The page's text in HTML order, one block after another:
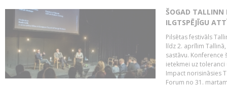
ŠOGAD TALLINN
ILGTSPĒJĪGU
Pilsētas festivāls
līdz 2. aprīlim
sastāvu.
ietekmei uz
Impact norisināsies
Forum no 31.